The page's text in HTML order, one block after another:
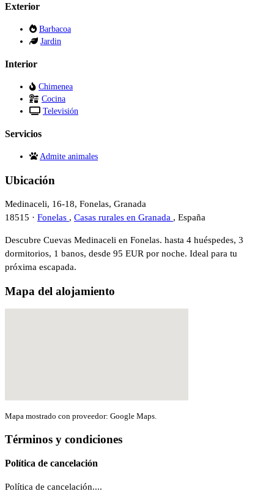
Exterior
Barbacoa
Jardin
Interior
Chimenea
Cocina
Televisión
Servicios
Admite animales
Ubicación
Medinaceli, 16-18, Fonelas, Granada
18515 · Fonelas , Casas rurales en Granada , España
Descubre Cuevas Medinaceli en Fonelas. hasta 4 huéspedes, 3
dormitorios, 1 banos, desde 95 EUR por noche. Ideal para tu
próxima escapada.
Mapa del alojamiento
Mapa mostrado con proveedor: Google Maps.
Términos y condiciones
Política de cancelación
Política de cancelación....